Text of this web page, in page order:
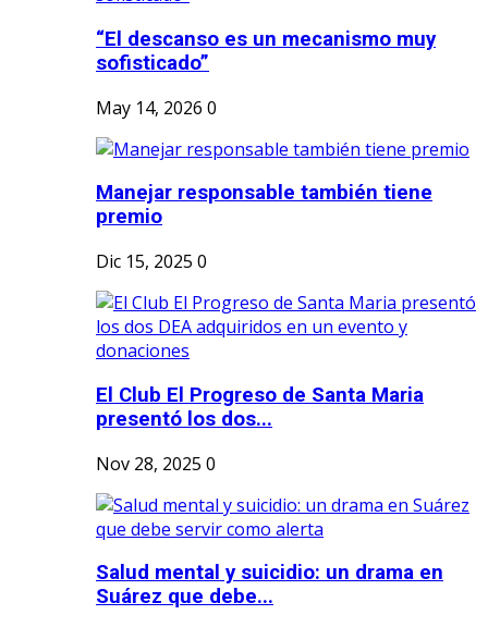
“El descanso es un mecanismo muy
sofisticado”
May 14, 2026 0
Manejar responsable también tiene
premio
Dic 15, 2025 0
El Club El Progreso de Santa Maria
presentó los dos...
Nov 28, 2025 0
Salud mental y suicidio: un drama en
Suárez que debe...